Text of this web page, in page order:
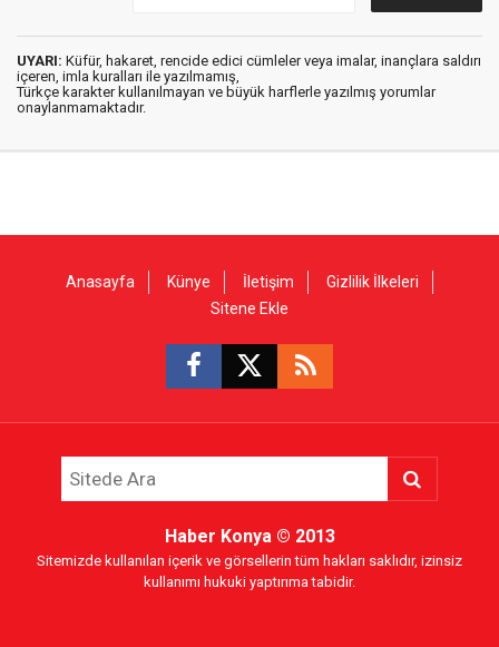
UYARI: Küfür, hakaret, rencide edici cümleler veya imalar, inançlara saldırı
içeren, imla kuralları ile yazılmamış,
Türkçe karakter kullanılmayan ve büyük harflerle yazılmış yorumlar
onaylanmamaktadır.
Anasayfa Künye İletişim
Gizlilik İlkeleri
Sitene Ekle
Haber Konya© 2013
Sitemizde kullanılan içerik ve görsellerin tüm hakları saklıdır, izinsiz
kullanımı hukuki yaptırıma tabidir.